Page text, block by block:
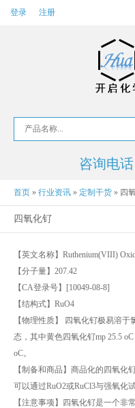
登录 注册
咨询电话
首页 » 行业资讯 » 定制干货 » 四
四氧化钌
【英文名称】Ruthenium(VIII)
【分子量】207.42
【CA登录号】[10049-08-8]
【结构式】RuO4
【物理性质】 四氧化钌极易溶
态，其中黄色四氧化钌mp 25.5
oC。
【制备和商品】商品化的四氧
可以通过RuO2或RuCl3与强氧化
【注意事项】四氧化钌是一个非